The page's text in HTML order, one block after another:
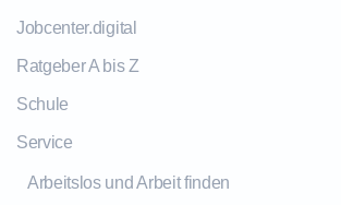
Jobcenter.digital
Ratgeber A bis Z
Schule
Service
Arbeitslos und Arbeit finden